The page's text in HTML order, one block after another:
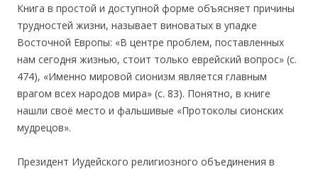
Книга в простой и доступной форме объясняет причины
трудностей жизни, называет виноватых в упадке
Восточной Европы: «В центре проблем, поставленных
нам сегодня жизнью, стоит только еврейский вопрос» (с.
474), «Именно мировой сионизм является главным
врагом всех народов мира» (с. 83). Понятно, в книге
нашли своё место и фальшивые «Протоколы сионских
мудрецов».
Президент Иудейского религиозного объединения в